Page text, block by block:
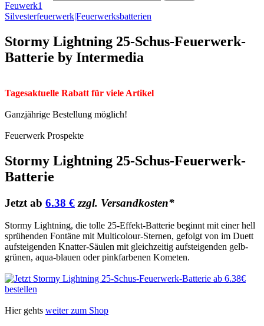
Feuwerk1
Silvesterfeuerwerk|Feuerwerksbatterien
Stormy Lightning 25-Schus-Feuerwerk-
Batterie by Intermedia
Tagesaktuelle Rabatt für viele Artikel
Ganzjährige Bestellung möglich!
Feuerwerk Prospekte
Stormy Lightning 25-Schus-Feuerwerk-
Batterie
Jetzt ab 6.38 € zzgl. Versandkosten*
Stormy Lightning, die tolle 25-Effekt-Batterie beginnt mit einer hell
sprühenden Fontäne mit Multicolour-Sternen, gefolgt von im Duett
aufsteigenden Knatter-Säulen mit gleichzeitig aufsteigenden gelb-
grünen, aqua-blauen oder pinkfarbenen Kometen.
Hier gehts weiter zum Shop